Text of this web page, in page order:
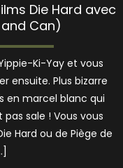
Die Hard avec
and Can)
Ki-Yay et vous
ensuite. Plus bizarre
en marcel blanc qui
pas sale ! Vous vous
Hard ou de Piège de